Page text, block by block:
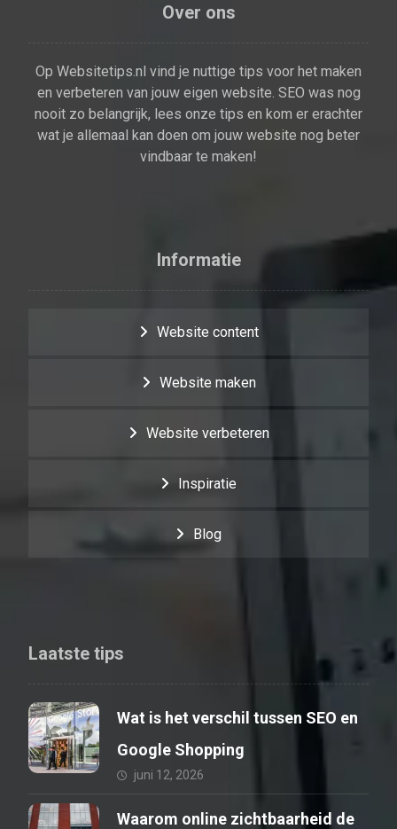
Over ons
Op Websitetips.nl vind je nuttige tips voor het maken
en verbeteren van jouw eigen website. SEO was nog
nooit zo belangrijk, lees onze tips en kom er erachter
wat je allemaal kan doen om jouw website nog beter
vindbaar te maken!
Informatie
Website content
Website maken
Website verbeteren
Inspiratie
Blog
Laatste tips
Wat is het verschil tussen SEO en
Google Shopping
juni 12, 2026
Waarom online zichtbaarheid de